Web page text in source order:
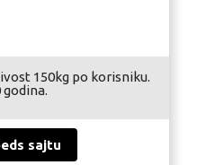
150kg po korisniku.
godina.
sajtu